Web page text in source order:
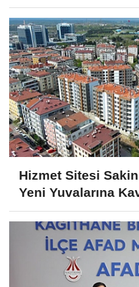
Hizmet Sitesi
Yeni Yuvalarına